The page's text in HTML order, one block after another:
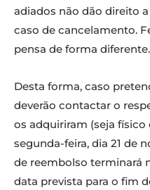
adiados não dão direito
caso de cancelamento.
pensa de forma diferente.
Desta forma, caso
deverão contactar o
os adquiriram (seja
segunda-feira, dia 21 de
de reembolso terminará
data prevista para o fim